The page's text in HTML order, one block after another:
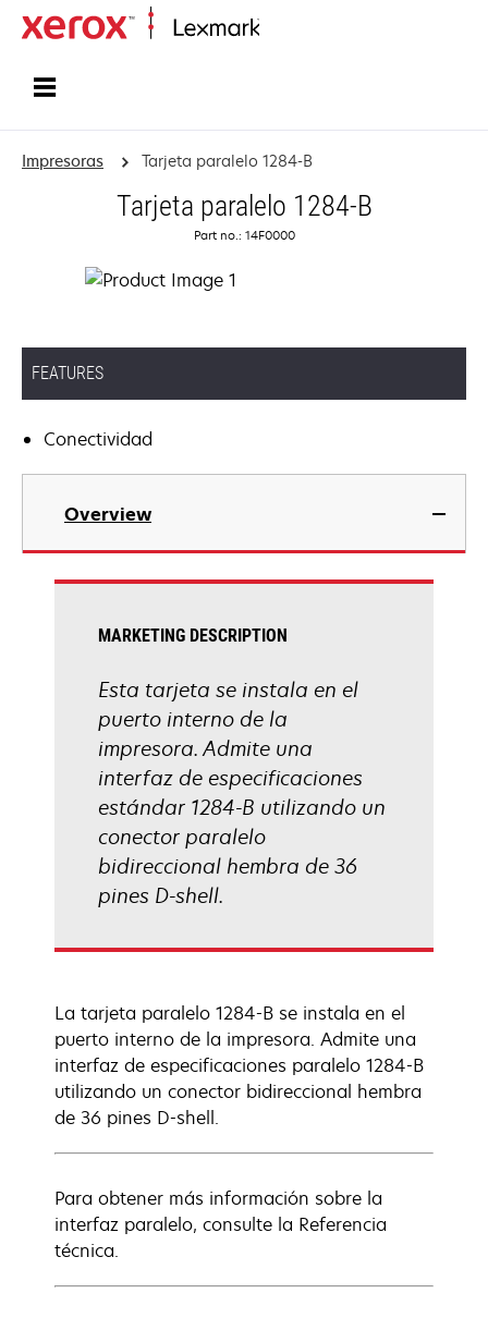
Impresoras Tarjeta paralelo 1284-B
Tarjeta paralelo 1284-B
Part no.: 14F0000
FEATURES
Conectividad
Overview
MARKETING DESCRIPTION
Esta tarjeta se instala en el
puerto interno de la
impresora. Admite una
interfaz de especificaciones
estándar 1284-B utilizando un
conector paralelo
bidireccional hembra de 36
pines D-shell.
La tarjeta paralelo 1284-B se instala en el
puerto interno de la impresora. Admite una
interfaz de especificaciones paralelo 1284-B
utilizando un conector bidireccional hembra
de 36 pines D-shell.
Para obtener más información sobre la
interfaz paralelo, consulte la Referencia
técnica.